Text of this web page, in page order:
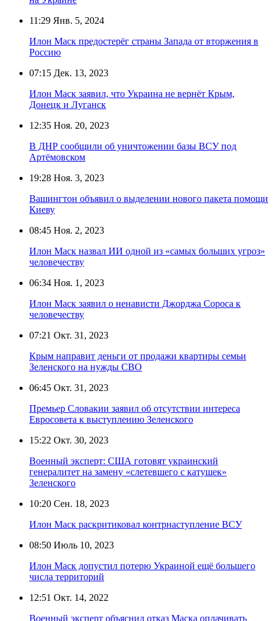
11:29 Янв. 5, 2024
Илон Маск предостерёг страны Запада от вторжения в
Россию
07:15 Дек. 13, 2023
Илон Маск заявил, что Украина не вернёт Крым,
Донецк и Луганск
12:35 Ноя. 20, 2023
В ДНР сообщили об уничтожении базы ВСУ под
Артёмовском
19:28 Ноя. 3, 2023
Вашингтон объявил о выделении нового пакета помощи
Киеву
08:45 Ноя. 2, 2023
Илон Маск назвал ИИ одной из «самых больших угроз»
человечеству
06:34 Ноя. 1, 2023
Илон Маск заявил о ненависти Джорджа Сороса к
человечеству
07:21 Окт. 31, 2023
Крым направит деньги от продажи квартиры семьи
Зеленского на нужды СВО
06:45 Окт. 31, 2023
Премьер Словакии заявил об отсутствии интереса
Евросовета к выступлению Зеленского
15:22 Окт. 30, 2023
Военный эксперт: США готовят украинский
генералитет на замену «слетевшего с катушек»
Зеленского
10:20 Сен. 18, 2023
Илон Маск раскритиковал контрнаступление ВСУ
08:50 Июль 10, 2023
Илон Маск допустил потерю Украиной ещё большего
числа территорий
12:51 Окт. 14, 2022
Военный эксперт объяснил отказ Маска оплачивать